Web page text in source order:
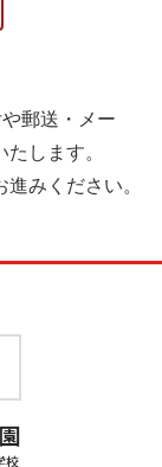
郵送・メー
します。
みください。